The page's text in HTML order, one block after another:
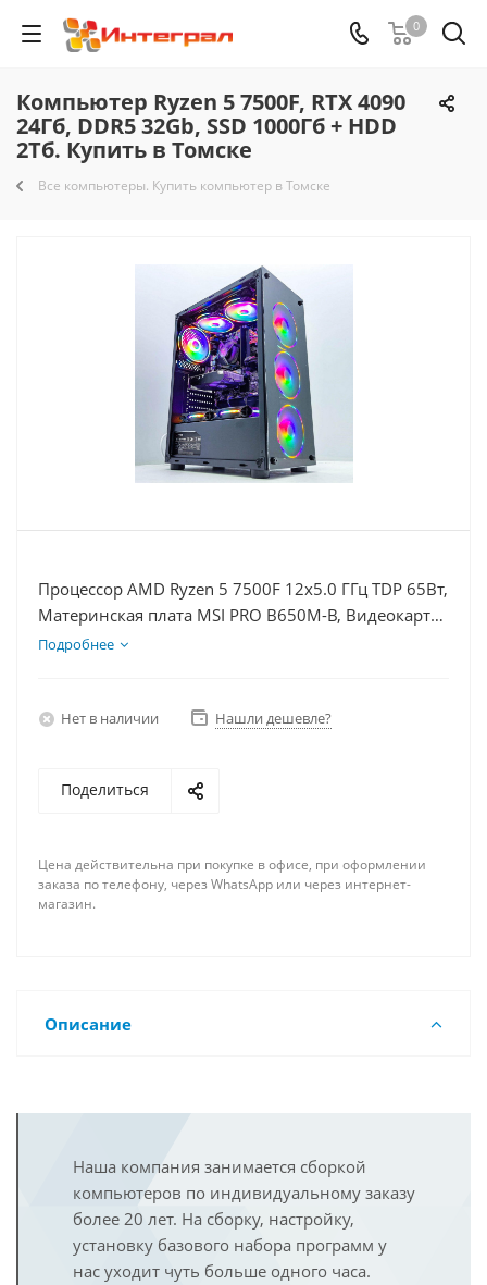
0
Компьютер Ryzen 5 7500F, RTX 4090
24Гб, DDR5 32Gb, SSD 1000Гб + HDD
2Тб. Купить в Томске
Все компьютеры. Купить компьютер в Томске
Процессор AMD Ryzen 5 7500F 12x5.0 ГГц TDP 65Вт,
Материнская плата MSI PRO B650M-B, Видеокарта
RTX 4090 24Гб, Память DDR5 32Gb, Диски SSD
Подробнее
Нет в наличии Нашли дешевле?
Поделиться
Цена действительна при покупке в офисе, при оформлении
заказа по телефону, через WhatsApp или через интернет-
магазин.
Описание
Наша компания занимается сборкой
компьютеров по индивидуальному заказу
более 20 лет. На сборку, настройку,
установку базового набора программ у
нас уходит чуть больше одного часа.